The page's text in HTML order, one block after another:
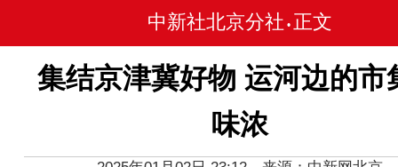
中新社北京分社 • 正文
集结京津冀好物 运河边的市
味浓